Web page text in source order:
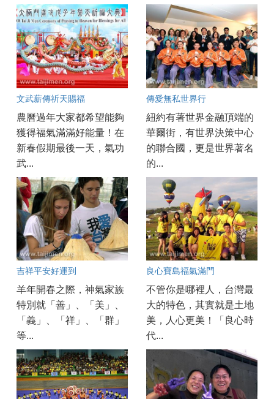
文武薪傳祈天賜福
農曆過年大家都希望能夠
獲得福氣滿滿好能量！在
新春假期最後一天，氣功
武...
傳愛無私世界行
紐約有著世界金融頂端的
華爾街，有世界決策中心
的聯合國，更是世界著名
的...
吉祥平安好運到
羊年開春之際，神氣家族
特別就「善」、「美」、
「義」、「祥」、「群」
等...
良心寶島福氣滿門
不管你是哪裡人，台灣最
大的特色，其實就是土地
美，人心更美！「良心時
代...